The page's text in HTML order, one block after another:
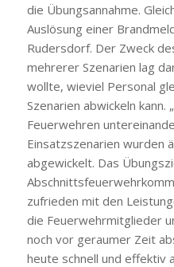
die Übungsannahme.
Auslösung einer
Rudersdorf. Der Zweck
mehrerer Szenarien lag
wollte, wieviel Personal
Szenarien abwickeln
Feuerwehren
Einsatzszenarien wurden
abgewickelt. Das
zufrieden mit den
die Feuerwehrmitglieder
noch vor geraumer Zeit
heute schnell und effektiv